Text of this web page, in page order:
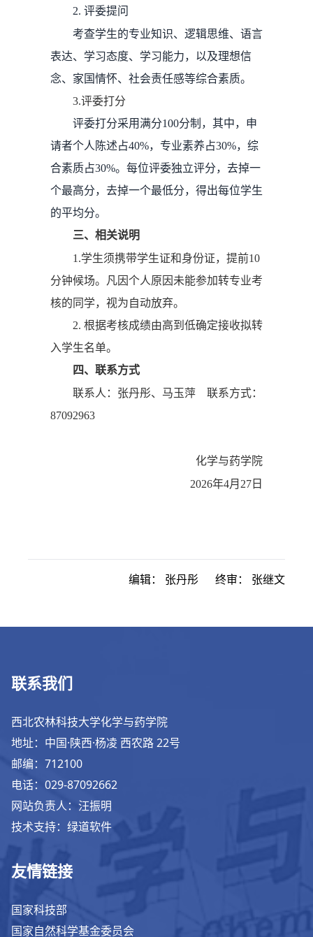
2. 评委提问
考查学生的专业知识、逻辑思维、语言
表达、学习态度、学习能力，以及理想信
念、家国情怀、社会责任感等综合素质。
3.评委打分
评委打分采用满分100分制 ，其中，申
请者个人陈述占40%，专业素养占30%，综
合素质占30%。每位评委独立评分，去掉一
个最高分，去掉一个最低分，得出每位学生
的平均分。
三、相关说明
1.学生须携带学生证和身份证，提前10
分钟候场。凡因个人原因未能参加转专业考
核的同学，视为自动放弃。
2. 根据考核成绩由高到低确定接收拟转
入学生名单。
四、联系方式
联系人：张丹彤、马玉萍 联系方式：
87092963
化学与药学院
2026年4月27日
编辑： 张丹彤 终审： 张继文
联系我们
西北农林科技大学化学与药学院
地址：中国·陕西·杨凌 西农路 22号
邮编：712100
电话：029-87092662
网站负责人：汪振明
技术支持：绿道软件
友情链接
国家科技部
国家自然科学基金委员会